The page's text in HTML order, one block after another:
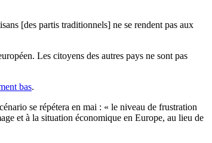
[des partis traditionnels] ne se rendent pas aux
Les citoyens des autres pays ne sont pas
bas.
se répétera en mai : « le niveau de frustration
et à la situation économique en Europe, au lieu de